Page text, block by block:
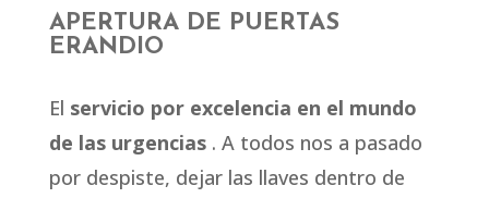
APERTURA DE PUERTAS
ERANDIO
El servicio por excelencia en el mundo
de las urgencias. A todos nos a pasado
por despiste, dejar las llaves dentro de